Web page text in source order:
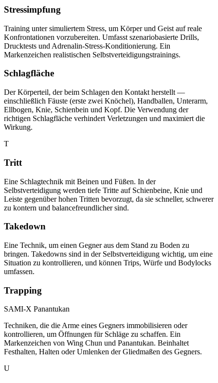
Stressimpfung
Training unter simuliertem Stress, um Körper und Geist auf reale
Konfrontationen vorzubereiten. Umfasst szenariobasierte Drills,
Drucktests und Adrenalin-Stress-Konditionierung. Ein
Markenzeichen realistischen Selbstverteidigungstrainings.
Schlagfläche
Der Körperteil, der beim Schlagen den Kontakt herstellt —
einschließlich Fäuste (erste zwei Knöchel), Handballen, Unterarm,
Ellbogen, Knie, Schienbein und Kopf. Die Verwendung der
richtigen Schlagfläche verhindert Verletzungen und maximiert die
Wirkung.
T
Tritt
Eine Schlagtechnik mit Beinen und Füßen. In der
Selbstverteidigung werden tiefe Tritte auf Schienbeine, Knie und
Leiste gegenüber hohen Tritten bevorzugt, da sie schneller, schwerer
zu kontern und balancefreundlicher sind.
Takedown
Eine Technik, um einen Gegner aus dem Stand zu Boden zu
bringen. Takedowns sind in der Selbstverteidigung wichtig, um eine
Situation zu kontrollieren, und können Trips, Würfe und Bodylocks
umfassen.
Trapping
SAMI-X Panantukan
Techniken, die die Arme eines Gegners immobilisieren oder
kontrollieren, um Öffnungen für Schläge zu schaffen. Ein
Markenzeichen von Wing Chun und Panantukan. Beinhaltet
Festhalten, Halten oder Umlenken der Gliedmaßen des Gegners.
U